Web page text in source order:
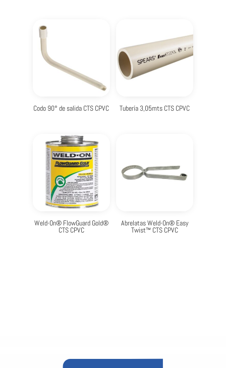
Codo 90° de salida CTS CPVC Tubería 3,05mts CTS CPVC
Weld-On® FlowGuard Gold®
CTS CPVC
Abrelatas Weld-On® Easy
Twist™ CTS CPVC